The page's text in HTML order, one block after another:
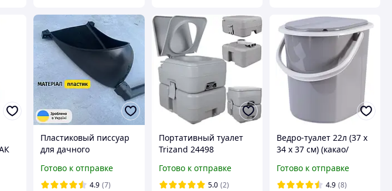
Пластиковый писсуар
для дачного
грн
Готово к отправке
4.9 (7)
Портативный туалет
Trizand 24498
Готово к отправке
5.0 (2)
Ведро-туалет 22л (37 x
34 x 37 см) (какао/
Готово к отправке
4.9 (8)